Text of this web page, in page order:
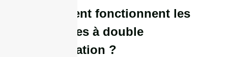
Comment fonctionnent les
antennes à double
polarisation ?